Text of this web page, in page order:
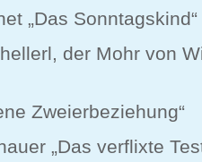
„Das Sonntagskind“
der Mohr von
Zweierbeziehung“
„Das verflixte